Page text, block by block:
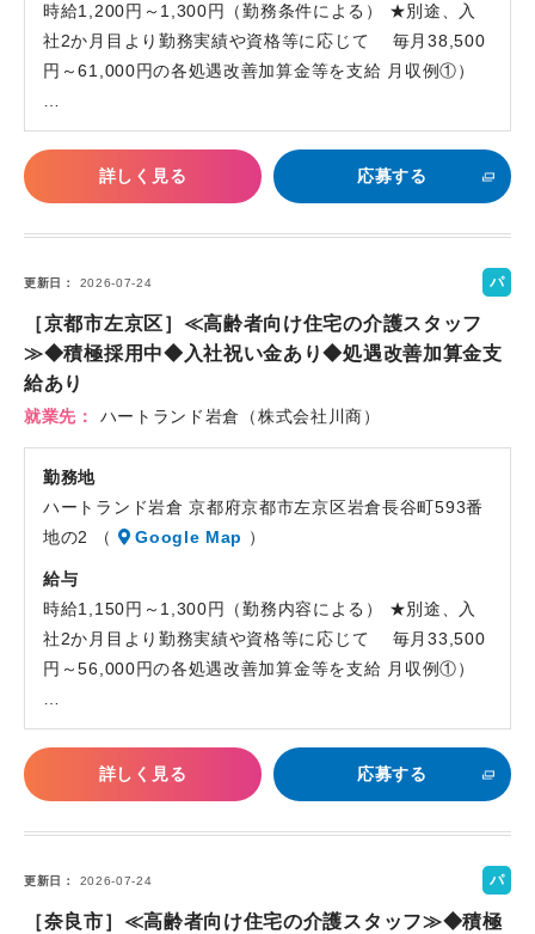
時給1,200円～1,300円（勤務条件による） ★別途、入
社2か月目より勤務実績や資格等に応じて 毎月38,500
円～61,000円の各処遇改善加算金等を支給 月収例①）
詳しく見る 応募する
更新日 2026-07-24
パ
ト
［京都市左京区］≪高齢者向け住宅の介護スタッフ
≫◆積極採用中◆入社祝い金あり◆処遇改善加算金支
給あり
就業先 ハートランド岩倉（株式会社川商）
勤務地
ハートランド岩倉 京都府京都市左京区岩倉長谷町593番
地の2 （
Google Map ）
給与
時給1,150円～1,300円（勤務内容による） ★別途、入
社2か月目より勤務実績や資格等に応じて 毎月33,500
円～56,000円の各処遇改善加算金等を支給 月収例①）
詳しく見る 応募する
更新日 2026-07-24
パ
ー
［奈良市］≪高齢者向け住宅の介護スタッフ≫◆積極